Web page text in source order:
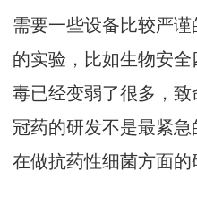
需要一些设备比较严
的实验，比如生物安
毒已经变弱了很多，
冠药的研发不是最紧
在做抗药性细菌方面的